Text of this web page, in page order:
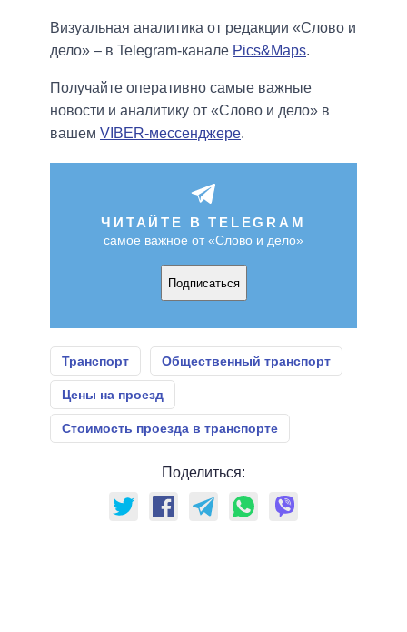
Визуальная аналитика от редакции «Слово и
дело» – в Telegram-канале Pics&Maps.
Получайте оперативно самые важные
новости и аналитику от «Слово и дело» в
вашем VIBER-мессенджере.
ЧИТАЙТЕ В TELEGRAM
самое важное от «Слово и дело»
Подписаться
Транспорт Общественный транспорт
Цены на проезд
Стоимость проезда в транспорте
Поделиться: